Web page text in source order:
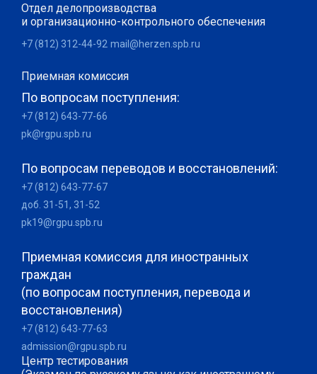
Отдел делопроизводства
и организационно-контрольного обеспечения
+7 (812) 312-44-92 mail@herzen.spb.ru
Приемная комиссия
По вопросам поступления:
+7 (812) 643-77-66
pk@rgpu.spb.ru
По вопросам переводов и восстановлений:
+7 (812) 643-77-67
доб. 31-51, 31-52
pk19@rgpu.spb.ru
Приемная комиссия для иностранных
граждан
(по вопросам поступления, перевода и
восстановления)
+7 (812) 643-77-63
admission@rgpu.spb.ru
Центр тестирования